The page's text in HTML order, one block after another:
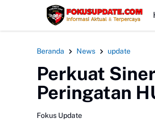
HEADLINE
Beranda News update
Perkuat
Peringatan
Fokus Update